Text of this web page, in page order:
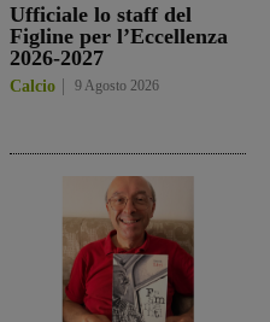
Ufficiale lo staff del
Figline per l’Eccellenza
2026-2027
Calcio 9 Agosto 2026